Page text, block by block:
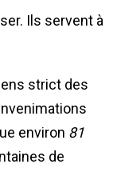
Ils servent à
strict des
environ 81
de